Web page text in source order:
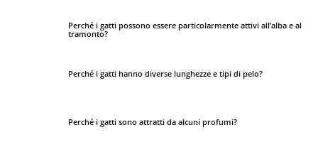
Perché i gatti possono essere particolarmente attivi all’alba e al
tramonto?
Perché i gatti hanno diverse lunghezze e tipi di pelo?
Perché i gatti sono attratti da alcuni profumi?